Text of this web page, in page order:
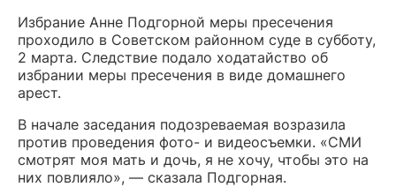
Избрание Анне Подгорной меры пресечения
проходило в Советском районном суде в субботу,
2 марта. Следствие подало ходатайство об
избрании меры пресечения в виде домашнего
арест.
В начале заседания подозреваемая возразила
против проведения фото- и видеосъемки. «СМИ
смотрят моя мать и дочь, я не хочу, чтобы это на
них повлияло», — сказала Подгорная.